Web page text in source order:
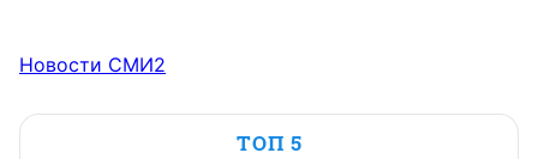
Новости СМИ2
ТОП 5